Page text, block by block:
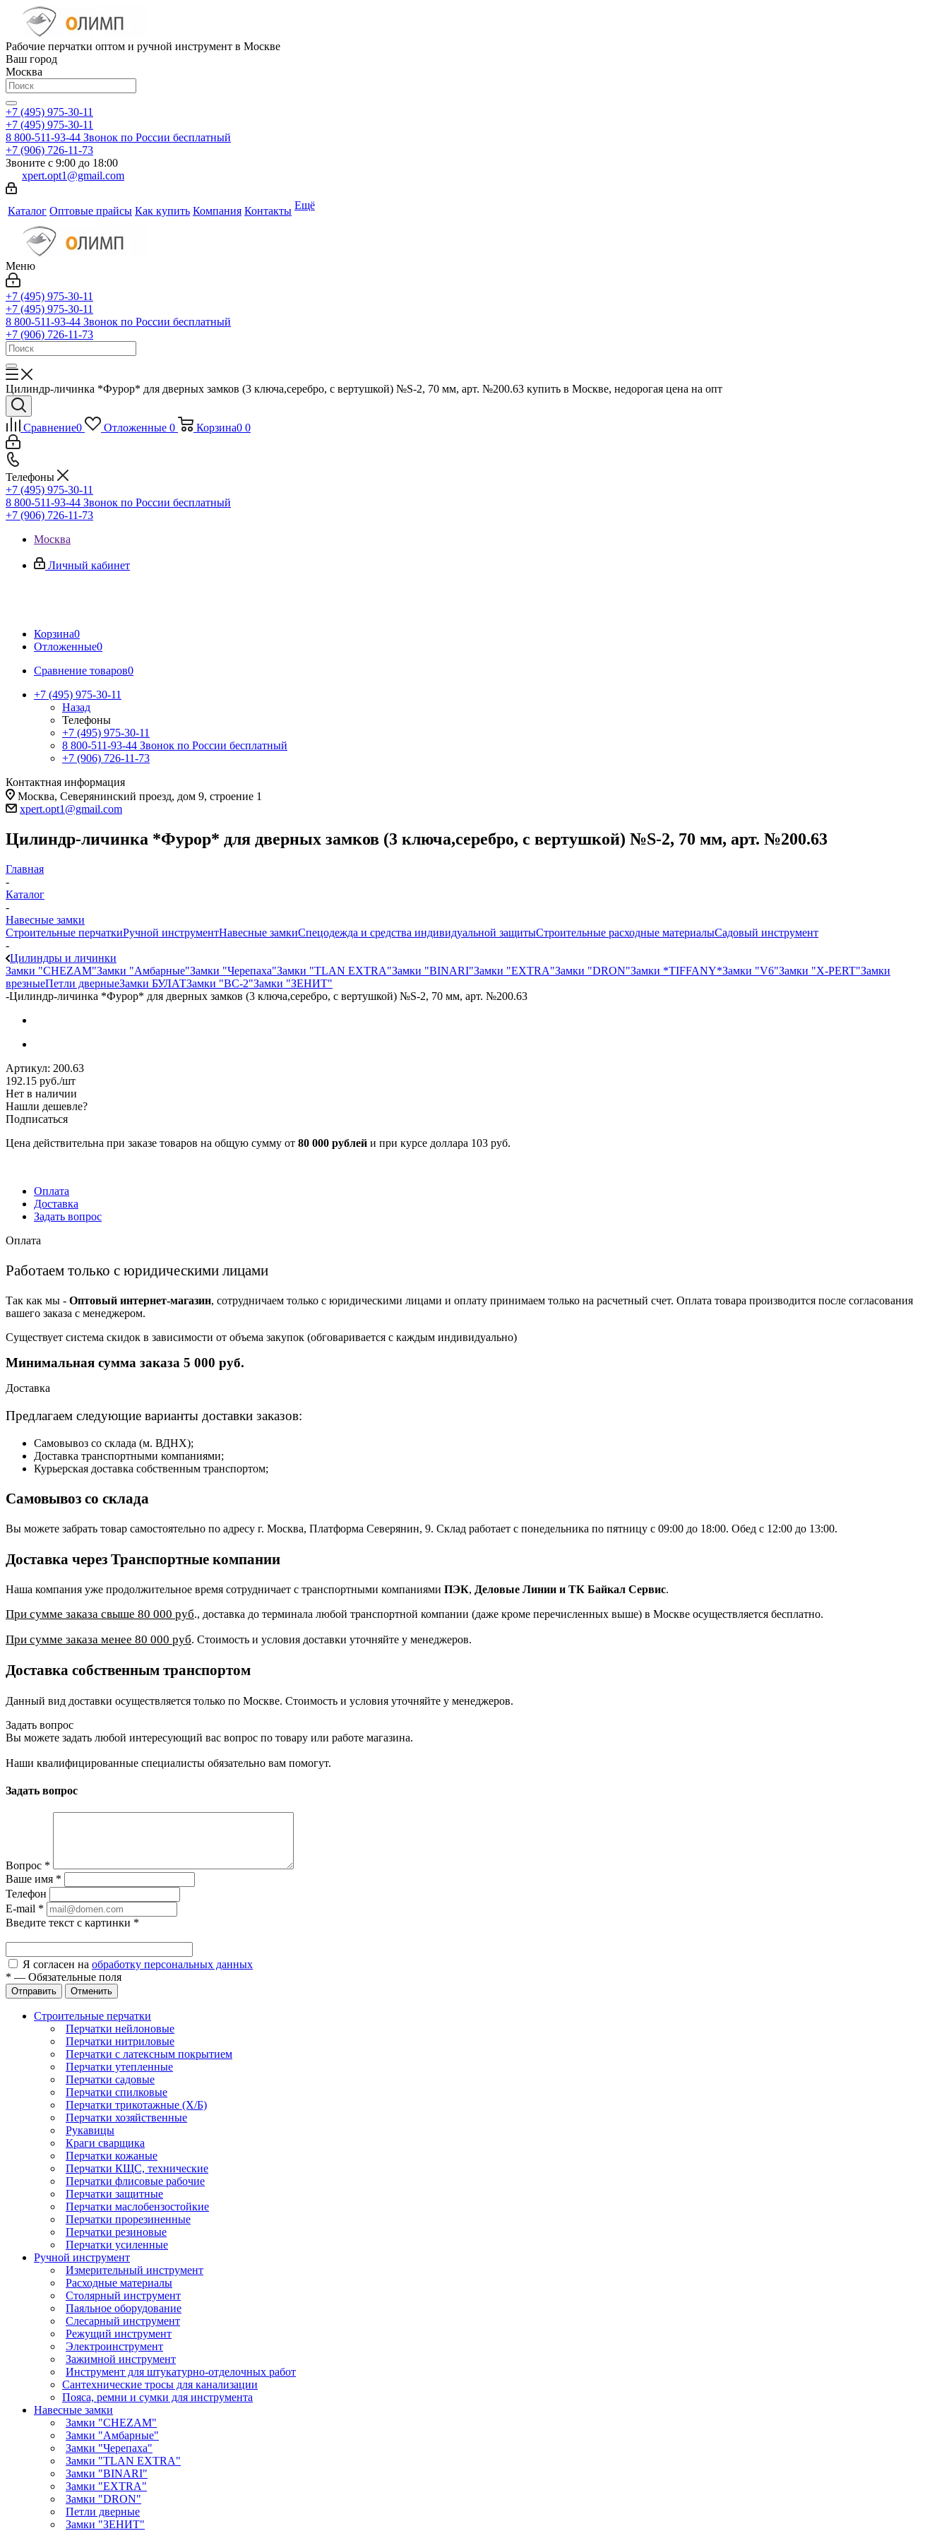
Рабочие перчатки оптом и ручной инструмент в Москве
Ваш город
Москва
+7 (495) 975-30-11
+7 (495) 975-30-11
8 800-511-93-44 Звонок по России бесплатный
+7 (906) 726-11-73
Звоните с 9:00 до 18:00
xpert.opt1@gmail.com
Каталог Оптовые прайсы Как купить Компания Контакты Ещё
Меню
+7 (495) 975-30-11
+7 (495) 975-30-11
8 800-511-93-44 Звонок по России бесплатный
+7 (906) 726-11-73
Цилиндр-личинка *Фурор* для дверных замков (3 ключа,серебро, с вертушкой) №S-2, 70 мм, арт. №200.63 купить в Москве, недорогая цена на опт
Сравнение0 Отложенные 0 Корзина0 0
Телефоны
+7 (495) 975-30-11
8 800-511-93-44 Звонок по России бесплатный
+7 (906) 726-11-73
Москва
Личный кабинет
Корзина0
Отложенные0
Сравнение товаров0
+7 (495) 975-30-11
Назад
Телефоны
+7 (495) 975-30-11
8 800-511-93-44 Звонок по России бесплатный
+7 (906) 726-11-73
Контактная информация
Москва, Северянинский проезд, дом 9, строение 1
xpert.opt1@gmail.com
Цилиндр-личинка *Фурор* для дверных замков (3 ключа,серебро, с вертушкой) №S-2, 70 мм, арт. №200.63
Главная
-
Каталог
-
Навесные замки
Строительные перчаткиРучной инструментНавесные замкиСпецодежда и средства индивидуальной защитыСтроительные расходные материалыСадовый инструмент
-
Цилиндры и личинки
Замки "CHEZAM"Замки "Амбарные"Замки "Черепаха"Замки "TLAN EXTRA"Замки "BINARI"Замки "EXTRA"Замки "DRON"Замки *TIFFANY*Замки "V6"Замки "X-PERT"Замки
врезныеПетли дверныеЗамки БУЛАТЗамки "ВС-2"Замки "ЗЕНИТ"
-Цилиндр-личинка *Фурор* для дверных замков (3 ключа,серебро, с вертушкой) №S-2, 70 мм, арт. №200.63
Артикул: 200.63
192.15 руб./шт
Нет в наличии
Нашли дешевле?
Подписаться
Цена действительна при заказе товаров на общую сумму от 80 000 рублей и при курсе доллара 103 руб.
Оплата
Доставка
Задать вопрос
Оплата
Работаем только с юридическими лицами
Так как мы - Оптовый интернет-магазин, сотрудничаем только с юридическими лицами и оплату принимаем только на расчетный счет. Оплата товара производится после согласования
вашего заказа с менеджером.
Существует система скидок в зависимости от объема закупок (обговаривается с каждым индивидуально)
Минимальная сумма заказа 5 000 руб.
Доставка
Предлагаем следующие варианты доставки заказов:
Самовывоз со склада (м. ВДНХ);
Доставка транспортными компаниями;
Курьерская доставка собственным транспортом;
Самовывоз со склада
Вы можете забрать товар самостоятельно по адресу г. Москва, Платформа Северянин, 9. Склад работает с понедельника по пятницу с 09:00 до 18:00. Обед с 12:00 до 13:00.
Доставка через Транспортные компании
Наша компания уже продолжительное время сотрудничает с транспортными компаниями ПЭК, Деловые Линии и ТК Байкал Сервис.
При сумме заказа свыше 80 000 руб., доставка до терминала любой транспортной компании (даже кроме перечисленных выше) в Москве осуществляется бесплатно.
При сумме заказа менее 80 000 руб. Стоимость и условия доставки уточняйте у менеджеров.
Доставка собственным транспортом
Данный вид доставки осуществляется только по Москве. Стоимость и условия уточняйте у менеджеров.
Задать вопрос
Вы можете задать любой интересующий вас вопрос по товару или работе магазина.
Наши квалифицированные специалисты обязательно вам помогут.
Задать вопрос
Вопрос *
Ваше имя *
Телефон
E-mail *
Введите текст с картинки *
Я согласен на обработку персональных данных
* — Обязательные поля
Отправить Отменить
Строительные перчатки
Перчатки нейлоновые
Перчатки нитриловые
Перчатки с латексным покрытием
Перчатки утепленные
Перчатки садовые
Перчатки спилковые
Перчатки трикотажные (Х/Б)
Перчатки хозяйственные
Рукавицы
Краги сварщика
Перчатки кожаные
Перчатки КЩС, технические
Перчатки флисовые рабочие
Перчатки защитные
Перчатки маслобензостойкие
Перчатки прорезиненные
Перчатки резиновые
Перчатки усиленные
Ручной инструмент
Измерительный инструмент
Расходные материалы
Столярный инструмент
Паяльное оборудование
Слесарный инструмент
Режущий инструмент
Электроинструмент
Зажимной инструмент
Инструмент для штукатурно-отделочных работ
Сантехнические тросы для канализации
Пояса, ремни и сумки для инструмента
Навесные замки
Замки "CHEZAM"
Замки "Амбарные"
Замки "Черепаха"
Замки "TLAN EXTRA"
Замки "BINARI"
Замки "EXTRA"
Замки "DRON"
Петли дверные
Замки "ЗЕНИТ"